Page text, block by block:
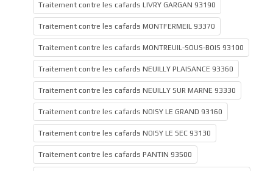
Traitement contre les cafards LIVRY GARGAN 93190
Traitement contre les cafards MONTFERMEIL 93370
Traitement contre les cafards MONTREUIL-SOUS-BOIS 93100
Traitement contre les cafards NEUILLY PLAISANCE 93360
Traitement contre les cafards NEUILLY SUR MARNE 93330
Traitement contre les cafards NOISY LE GRAND 93160
Traitement contre les cafards NOISY LE SEC 93130
Traitement contre les cafards PANTIN 93500